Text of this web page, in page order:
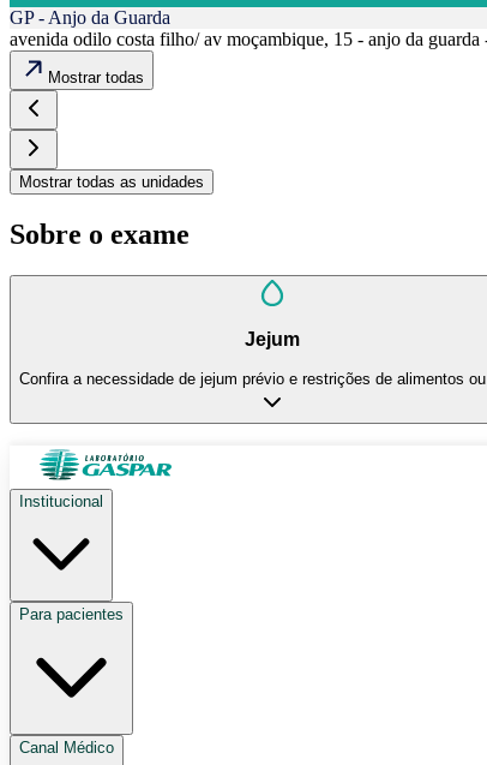
GP - Anjo da Guarda
avenida odilo costa filho/ av moçambique, 15 - anjo da guarda
Mostrar todas
Mostrar todas as unidades
Sobre o exame
Jejum
Confira a necessidade de jejum prévio e restrições de alimentos
Institucional
Para pacientes
Canal Médico